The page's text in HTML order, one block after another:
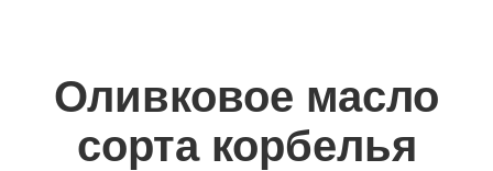
Оливковое масло
сорта корбелья